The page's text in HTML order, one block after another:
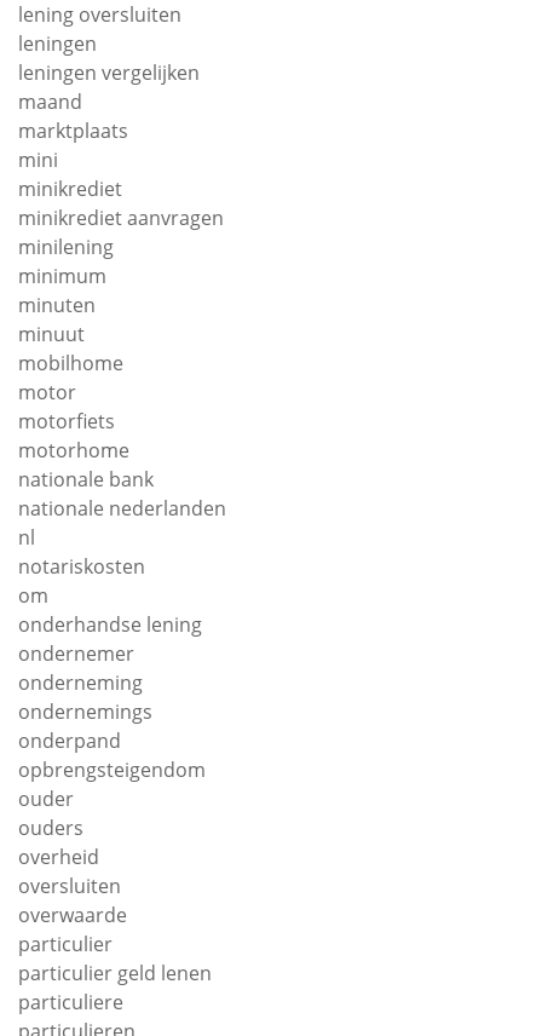
lening oversluiten
leningen
leningen vergelijken
maand
marktplaats
mini
minikrediet
minikrediet aanvragen
minilening
minimum
minuten
minuut
mobilhome
motor
motorfiets
motorhome
nationale bank
nationale nederlanden
nl
notariskosten
om
onderhandse lening
ondernemer
onderneming
ondernemings
onderpand
opbrengsteigendom
ouder
ouders
overheid
oversluiten
overwaarde
particulier
particulier geld lenen
particuliere